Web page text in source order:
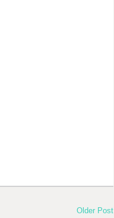
Older Post